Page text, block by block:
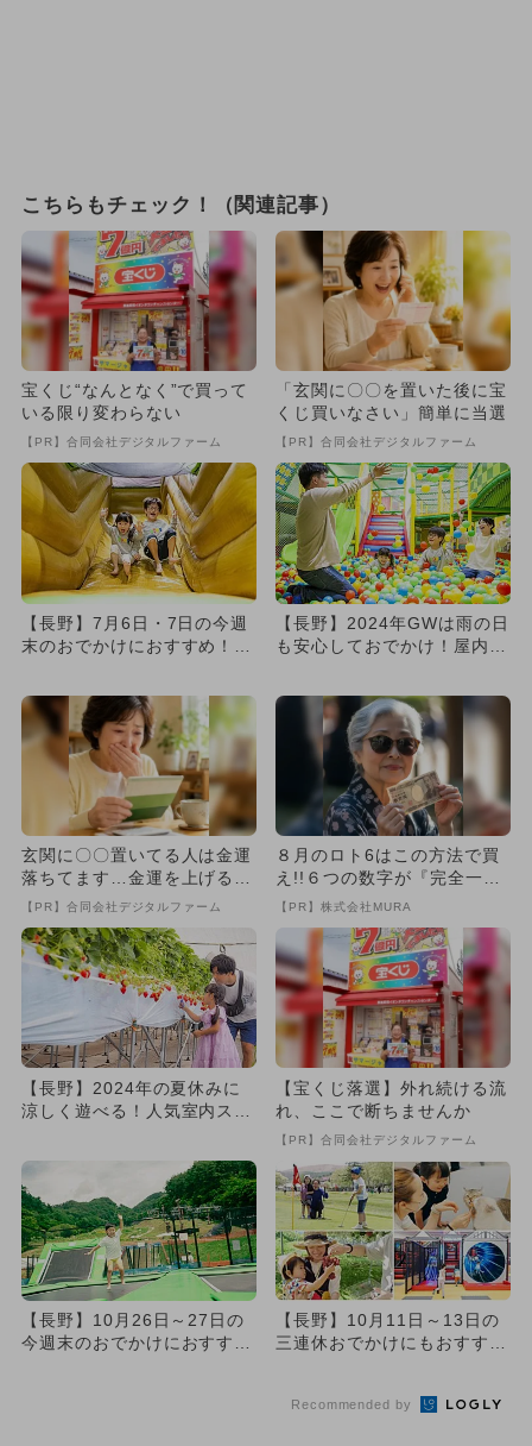
こちらもチェック！（関連記事）
宝くじ“なんとなく”で買って
いる限り変わらない
【PR】合同会社デジタルファーム
「玄関に〇〇を置いた後に宝
くじ買いなさい」簡単に当選
【PR】合同会社デジタルファーム
【長野】7月6日・7日の今週
末のおでかけにおすすめ！人
【長野】2024年GWは雨の日
も安心しておでかけ！屋内施
玄関に〇〇置いてる人は金運
落ちてます…金運を上げる方
法とは
【PR】合同会社デジタルファーム
８月のロト6はこの方法で買
え!!６つの数字が『完全一
致』する方法
【PR】株式会社MURA
【長野】2024年の夏休みに
涼しく遊べる！人気室内スポ
【宝くじ落選】外れ続ける流
れ、ここで断ちませんか
【PR】合同会社デジタルファーム
【長野】10月26日～27日の
今週末のおでかけにおすす
【長野】10月11日～13日の
三連休おでかけにもおすす
Recommended by